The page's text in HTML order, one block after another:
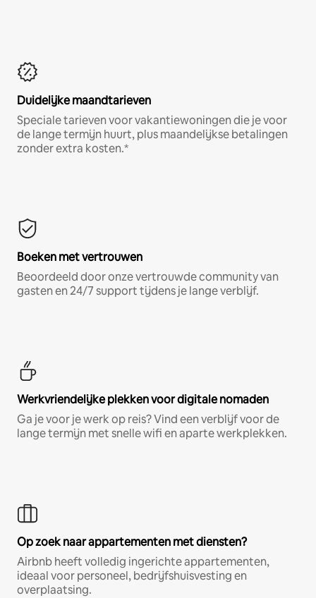
Duidelijke maandtarieven
Speciale tarieven voor vakantiewoningen die je voor
de lange termijn huurt, plus maandelijkse betalingen
zonder extra kosten.*
Boeken met vertrouwen
Beoordeeld door onze vertrouwde community van
gasten en 24/7 support tijdens je lange verblijf.
Werkvriendelijke plekken voor digitale nomaden
Ga je voor je werk op reis? Vind een verblijf voor de
lange termijn met snelle wifi en aparte werkplekken.
Op zoek naar appartementen met diensten?
Airbnb heeft volledig ingerichte appartementen,
ideaal voor personeel, bedrijfshuisvesting en
overplaatsing.